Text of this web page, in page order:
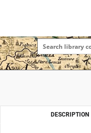
DESCRIPTION